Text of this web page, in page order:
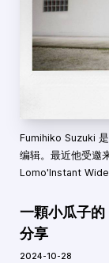
Fumihiko Suzuki
编辑。最近他受邀
Lomo'Instant Wide
一顆小瓜子
分享
2024-10-28